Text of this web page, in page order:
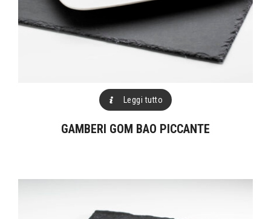
Leggi tutto
GAMBERI GOM BAO PICCANTE